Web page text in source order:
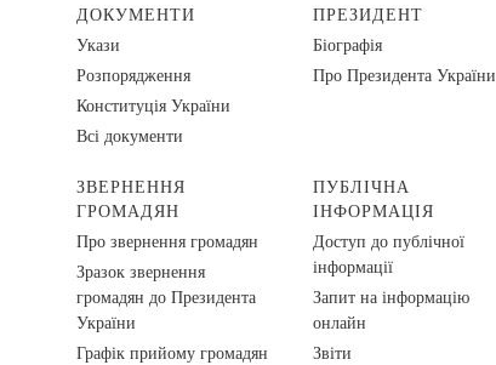
ДОКУМЕНТИ
Укази
Розпорядження
Конституція України
Всі документи
ПРЕЗИДЕНТ
Біографія
Про Президента України
ЗВЕРНЕННЯ
ГРОМАДЯН
Про звернення громадян
Зразок звернення
громадян до Президента
України
Графік прийому громадян
ПУБЛІЧНА
ІНФОРМАЦІЯ
Доступ до публічної
інформації
Запит на інформацію
онлайн
Звіти